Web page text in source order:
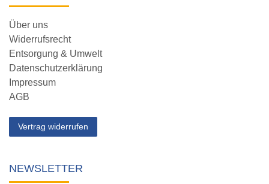
Über uns
Widerrufsrecht
Entsorgung & Umwelt
Datenschutzerklärung
Impressum
AGB
Vertrag widerrufen
NEWSLETTER